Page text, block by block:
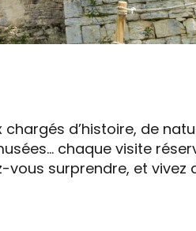
d’histoire, de
chaque visite
vous surprendre, et vivez